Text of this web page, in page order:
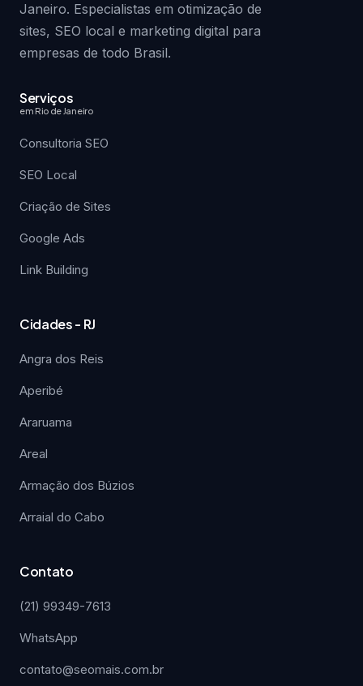
Janeiro. Especialistas em otimização de
sites, SEO local e marketing digital para
empresas de todo Brasil.
Serviços
em Rio de Janeiro
Consultoria SEO
SEO Local
Criação de Sites
Google Ads
Link Building
Cidades - RJ
Angra dos Reis
Aperibé
Araruama
Areal
Armação dos Búzios
Arraial do Cabo
Contato
(21) 99349-7613
WhatsApp
contato@seomais.com.br